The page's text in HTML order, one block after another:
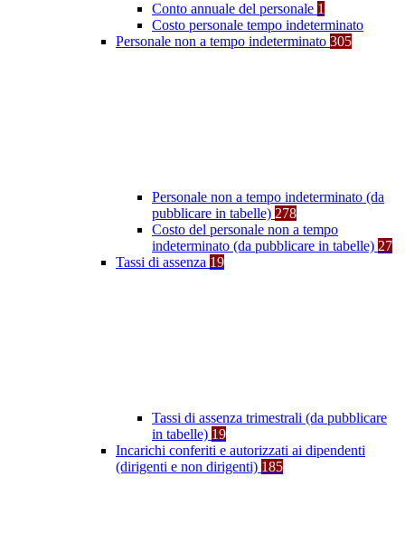
Conto annuale del personale 1
Costo personale tempo indeterminato
Personale non a tempo indeterminato 305
Personale non a tempo indeterminato (da
pubblicare in tabelle) 278
Costo del personale non a tempo
indeterminato (da pubblicare in tabelle) 27
Tassi di assenza 19
Tassi di assenza trimestrali (da pubblicare
in tabelle) 19
Incarichi conferiti e autorizzati ai dipendenti
(dirigenti e non dirigenti) 185